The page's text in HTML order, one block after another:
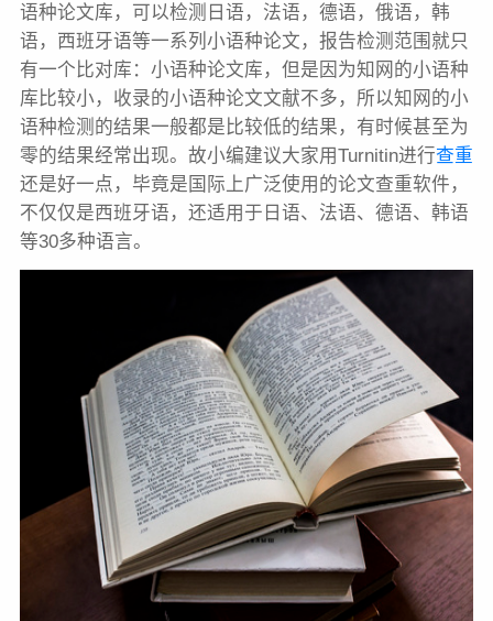
语种论文库，可以检测日语，法语，德语，俄语，韩
语，西班牙语等一系列小语种论文，报告检测范围就只
有一个比对库：小语种论文库，但是因为知网的小语种
库比较小，收录的小语种论文文献不多，所以知网的小
语种检测的结果一般都是比较低的结果，有时候甚至为
零的结果经常出现。故小编建议大家用Turnitin进行查重
还是好一点，毕竟是国际上广泛使用的论文查重软件，
不仅仅是西班牙语，还适用于日语、法语、德语、韩语
等30多种语言。